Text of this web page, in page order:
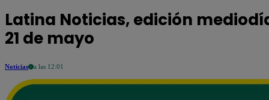
Latina Noticias, edición
21 de mayo
Noticias a las 12:01